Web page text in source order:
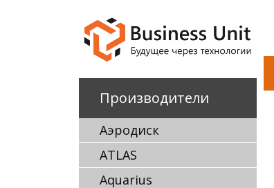
Производители
Аэродиск
ATLAS
Aquarius